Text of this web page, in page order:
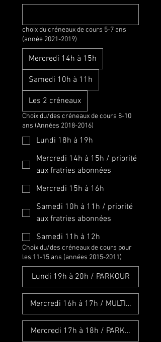
choix du créneaux de cours 5-7 ans
(année 2021-2019)
Mercredi 14h à 15h
Samedi 10h à 11h
Les 2 créneaux
Choix du/des créneaux de cours 8-10
ans (Années 2018-2016)
Lundi 18h à 19h
Mercredi 14h à 15h / priorité
aux fratries abonnées
Mercredi 15h à 16h
Samedi 10h à 11h / priorité
aux fratries abonnées
Samedi 11h à 12h
Choix du/des créneaux de cours pour
les 11-15 ans (années 2015-2011)
Lundi 19h à 20h / PARKOUR
Mercredi 16h à 17h / MULTISPORT
Mercredi 17h à 18h / PARKOUR